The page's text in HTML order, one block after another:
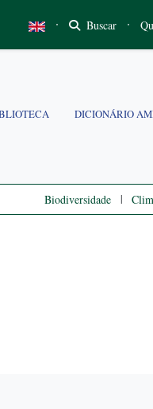
· Buscar ·
DICIONÁRIO
Biodiversidade |